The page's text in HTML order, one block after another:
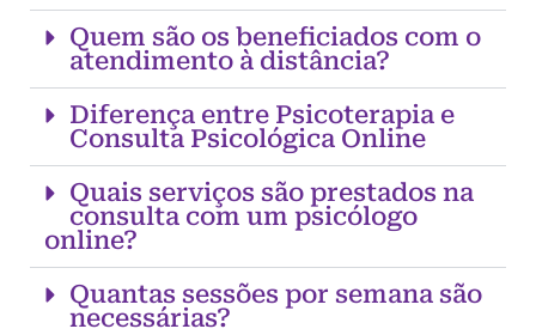
Quem são os beneficiados com o
atendimento à distância?
Diferença entre Psicoterapia e
Consulta Psicológica Online
Quais serviços são prestados na
consulta com um psicólogo
online?
Quantas sessões por semana são
necessárias?